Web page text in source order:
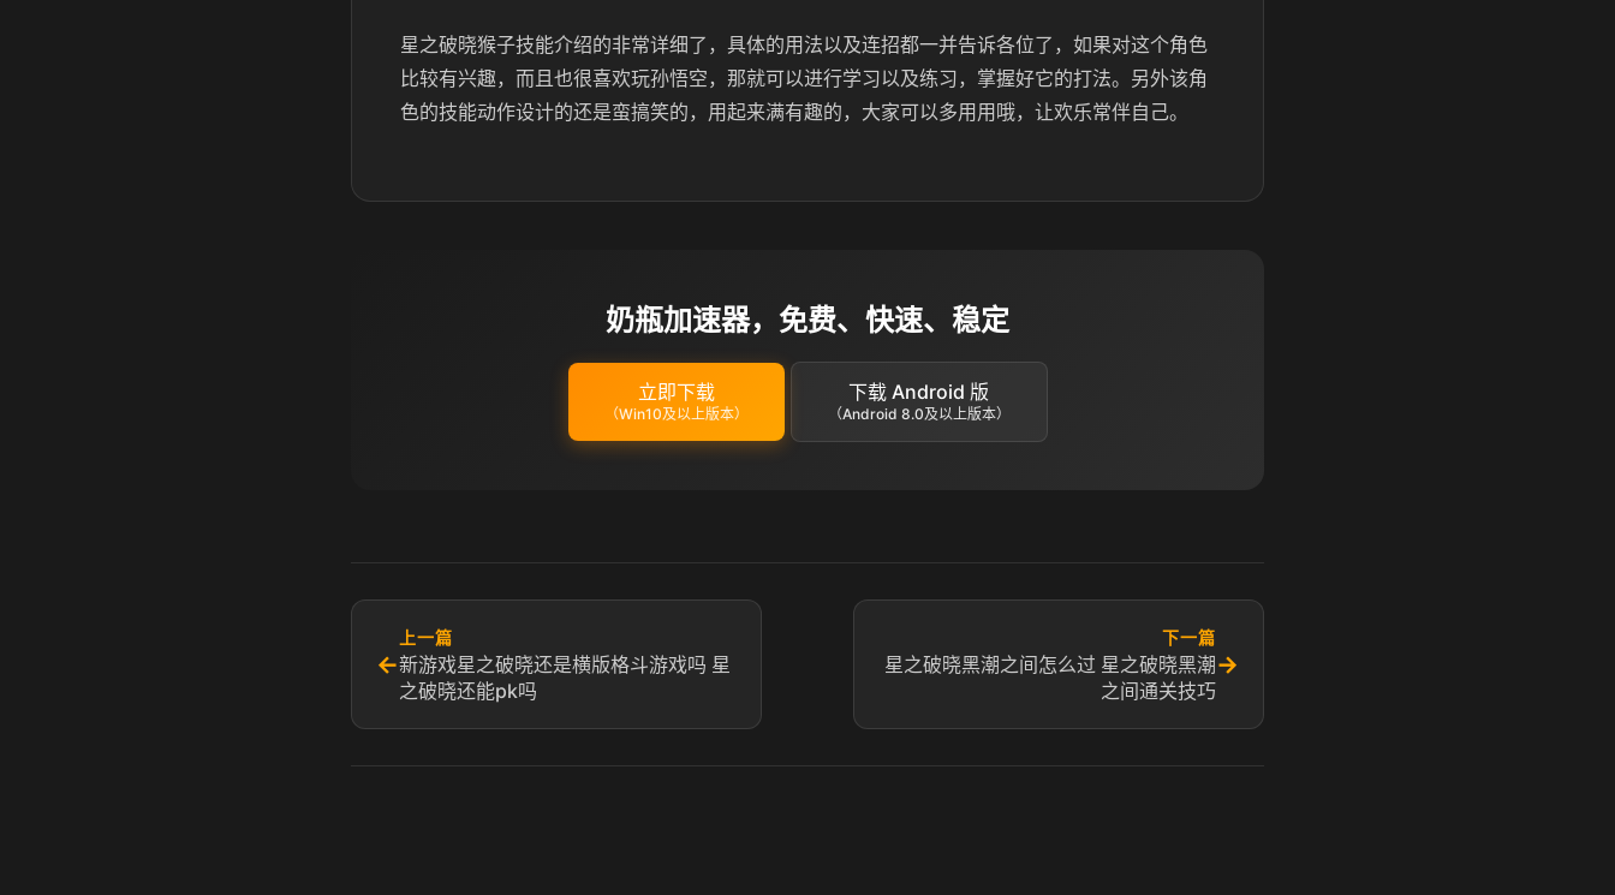
星之破晓猴子技能介绍的非常详细了，具体的用法以及连招都一并告诉各位了，如果对这个角色
比较有兴趣，而且也很喜欢玩孙悟空，那就可以进行学习以及练习，掌握好它的打法。另外该角
色的技能动作设计的还是蛮搞笑的，用起来满有趣的，大家可以多用用哦，让欢乐常伴自己。
奶瓶加速器，免费、快速、稳定
立即下载
（Win10及以上版本）
下载 Android 版
（Android 8.0及以上版本）
←
上一篇
新游戏星之破晓还是横版格斗游戏吗 星
之破晓还能pk吗
下一篇
星之破晓黑潮之间怎么过 星之破晓黑潮
之间通关技巧
→